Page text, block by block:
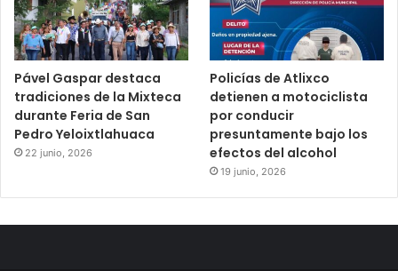
Pável Gaspar destaca
tradiciones de la Mixteca
durante Feria de San
Pedro Yeloixtlahuaca
22 junio, 2026
Policías de Atlixco
detienen a motociclista
por conducir
presuntamente bajo los
efectos del alcohol
19 junio, 2026